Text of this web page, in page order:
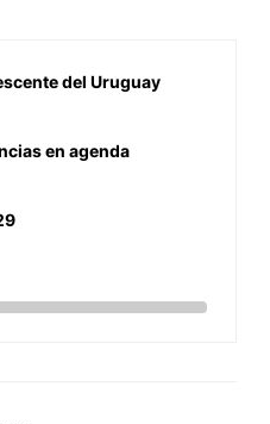
del Uruguay
en agenda